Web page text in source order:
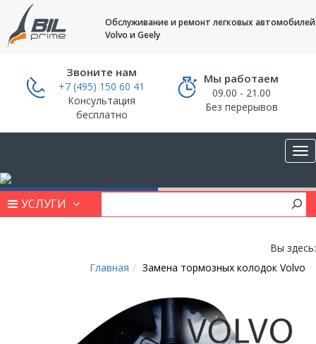
Обслуживание и ремонт легковых автомобилей
Volvo и Geely
Звоните нам
+7 (495) 150 60 41
Консультация
бесплатно
Мы работаем
09.00 - 21.00
Без перерывов
УСЛУГИ
Вы здесь:
Главная
Замена тормозных колодок Volvo